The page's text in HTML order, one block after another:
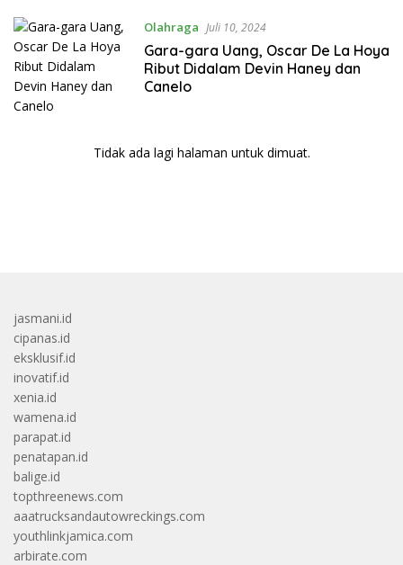
Olahraga Juli 10, 2024
Gara-gara Uang, Oscar De La Hoya
Ribut Didalam Devin Haney dan
Canelo
Tidak ada lagi halaman untuk dimuat.
jasmani.id
cipanas.id
eksklusif.id
inovatif.id
xenia.id
wamena.id
parapat.id
penatapan.id
balige.id
topthreenews.com
aaatrucksandautowreckings.com
youthlinkjamica.com
arbirate.com